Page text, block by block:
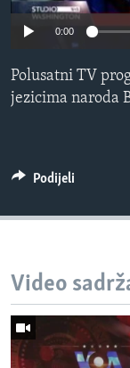
MAGAZIN
O GLASU AMERIKE
Learning English
0:00
Polusatni TV
jezicima naroda
Podijeli
Video